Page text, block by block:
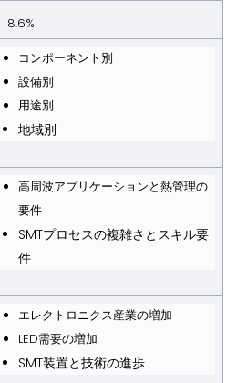
8.6%
コンポーネント別
設備別
用途別
地域別
高周波アプリケーションと熱管理の
要件
SMTプロセスの複雑さとスキル要
件
エレクトロニクス産業の増加
LED需要の増加
SMT装置と技術の進歩